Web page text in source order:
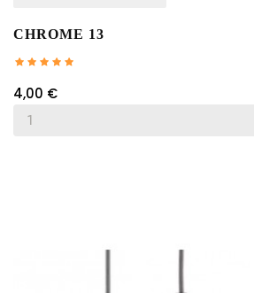
CHROME 13
4,00 €